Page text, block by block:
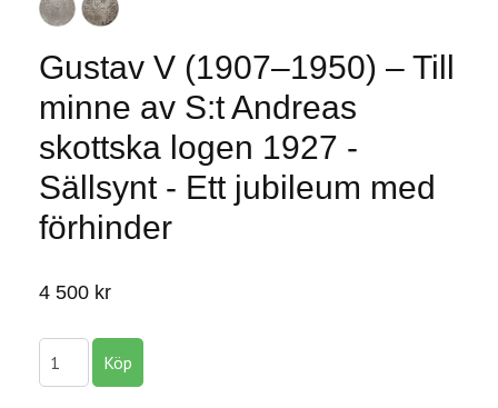
Gustav V (1907–1950) – Till
minne av S:t Andreas
skottska logen 1927 -
Sällsynt - Ett jubileum med
förhinder
4 500 kr